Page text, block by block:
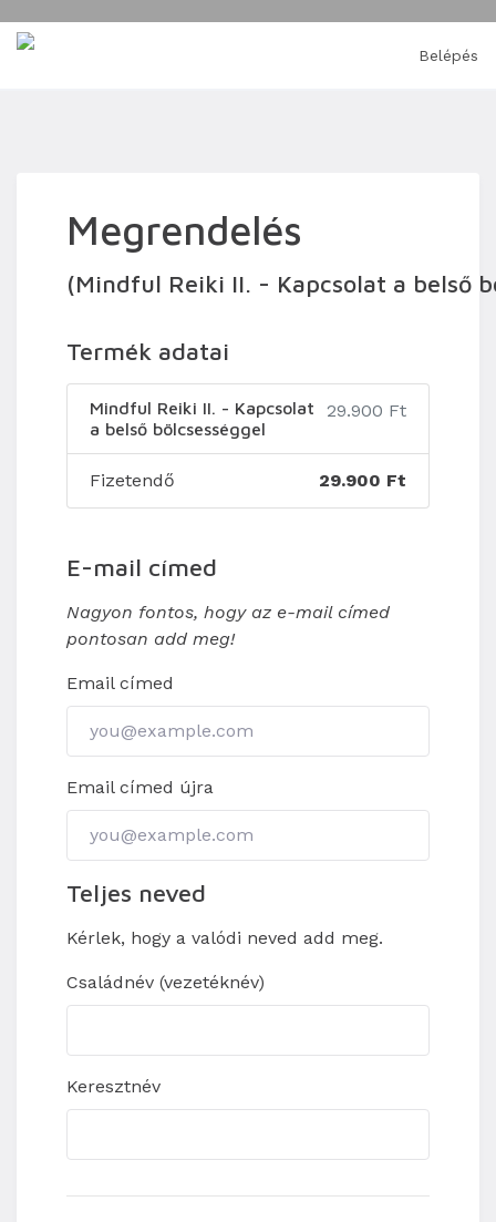
Belépés
Megrendelés
(Mindful Reiki II. - Kapcsolat a belső
Termék adatai
Mindful Reiki II. - Kapcsolat
a belső bölcsességgel
29.900 Ft
Fizetendő 29.900 Ft
E-mail címed
Nagyon fontos, hogy az e-mail címed
pontosan add meg!
Email címed
Email címed újra
Teljes neved
Kérlek, hogy a valódi neved add meg.
Családnév (vezetéknév)
Keresztnév